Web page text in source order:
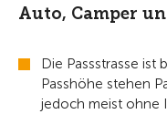
Auto, Camper
Die Passstrasse ist
Passhöhe stehen
jedoch meist ohne